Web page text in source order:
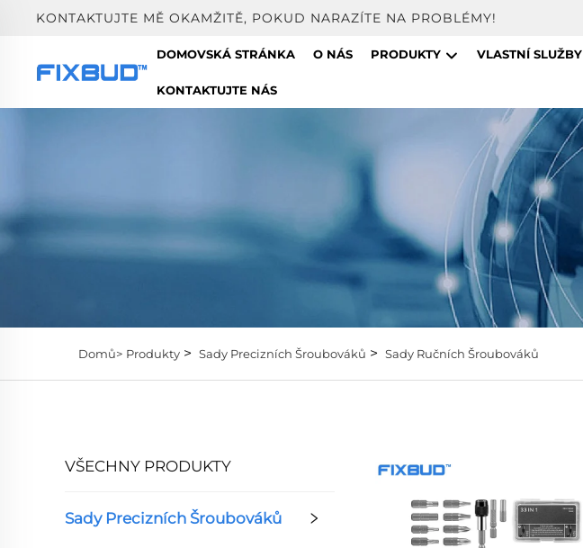
KONTAKTUJTE MĚ OKAMŽITĚ, POKUD NARAZÍTE NA PROBLÉMY!
DOMOVSKÁ STRÁNKA O NÁS PRODUKTY VLASTNÍ SLUŽBY
KONTAKTUJTE NÁS
Domů> Produkty > Sady Precizních Šroubováků > Sady Ručních Šroubováků
VŠECHNY PRODUKTY
Sady Precizních Šroubováků